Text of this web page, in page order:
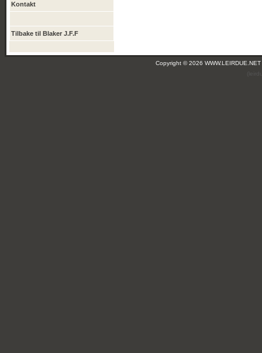
Kontakt
Tilbake til Blaker J.F.F
Copyright © 2026